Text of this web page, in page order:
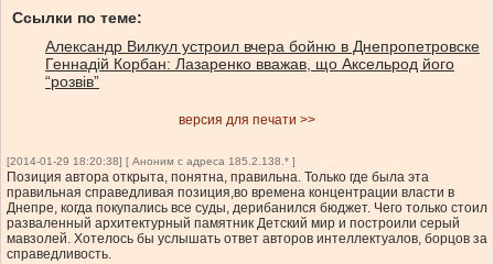
Ссылки по теме:
Александр Вилкул устроил вчера бойню в Днепропетровске
Геннадій Корбан: Лазаренко вважав, що Аксельрод його
“розвів”
версия для печати >>
[2014-01-29 18:20:38] [ Аноним с адреса 185.2.138.* ]
Позиция автора открыта, понятна, правильна. Только где была эта
правильная справедливая позиция,во времена концентрации власти в
Днепре, когда покупались все суды, дерибанился бюджет. Чего только стоил
разваленный архитектурный памятник Детский мир и построили серый
мавзолей. Хотелось бы услышать ответ авторов интеллектуалов, борцов за
справедливость.